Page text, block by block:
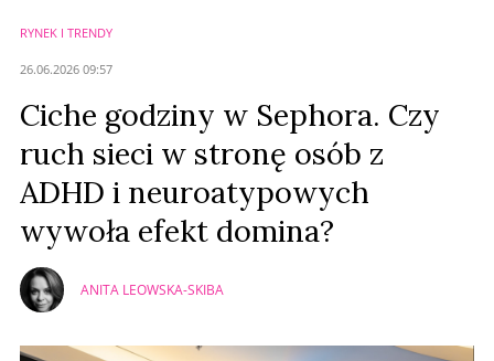
RYNEK I TRENDY
26.06.2026 09:57
Ciche godziny w Sephora. Czy
ruch sieci w stronę osób z
ADHD i neuroatypowych
wywoła efekt domina?
ANITA LEOWSKA-SKIBA